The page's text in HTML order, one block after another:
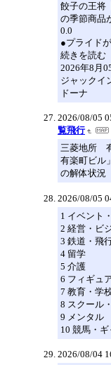
餃子の王将
の季節商品
0.0
●プライド
続きを読む
2026年8月
ジャックイ
ドーナ
2026/08/05
覧飛行
三菱地所
有楽町ビル
の解体状況
2026/08/05
1 イベント
2 経営・ビ
3 鉄道・飛
4 留学
5 介護
6 フィギュ
7 教育・学
8 スクール
9 メンタル
10 競馬・
2026/08/04